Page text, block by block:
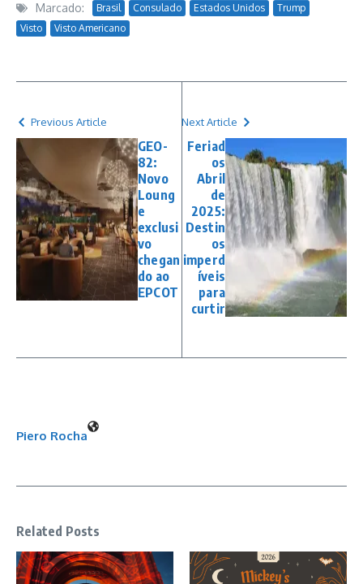
Marcado: Brasil Consulado Estados Unidos
Trump
Visto
Visto Americano
Previous Article
GEO-
82:
Novo
Loung
e
exclusi
vo
chegan
do ao
EPCOT
Next Article
Feriad
os
Abril
de
2025:
Destin
os
imperd
íveis
para
curtir
Piero Rocha
Related Posts